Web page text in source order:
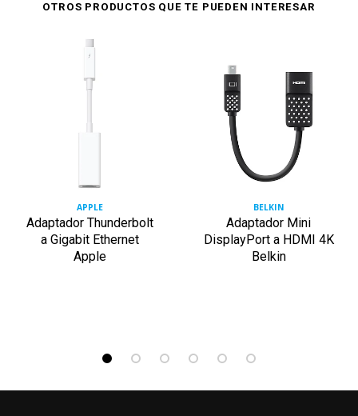
OTROS PRODUCTOS QUE TE PUEDEN INTERESAR
APPLE
Adaptador Thunderbolt
a Gigabit Ethernet
Apple
BELKIN
Adaptador Mini
DisplayPort a HDMI 4K
Belkin